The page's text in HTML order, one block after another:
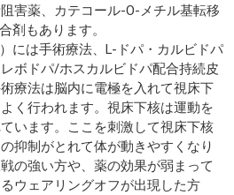
害薬、カテコール-O-メチル基転移
剤もあります。
には手術療法、L-ドパ・カルビドパ
ボドパ/ホスカルビドパ配合持続皮
療法は脳内に電極を入れて視床下
く行われます。視床下核は運動を
います。ここを刺激して視床下核
抑制がとれて体が動きやすくなり
の強い方や、薬の効果が弱まって
ウェアリングオフが出現した方